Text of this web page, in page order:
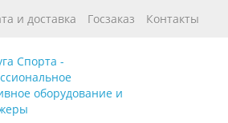
и доставка Госзаказ Контакты